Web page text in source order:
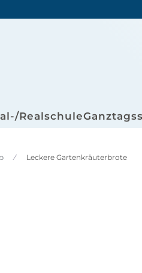
Realschule
Leckere Gartenkräuterbrote